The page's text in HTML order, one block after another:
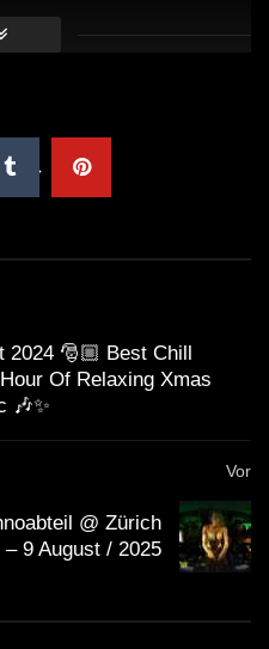
Familien
Aktivitäten in der
für das
ZHU noch am
und wird
2024 🎅🏼 Best Chill
Of Relaxing Xmas
🎶✨
Vor
@ Zürich
9 August / 2025